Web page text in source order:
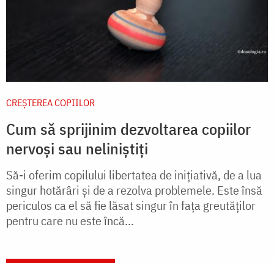
CREŞTEREA COPIILOR
Cum să sprijinim dezvoltarea copiilor
nervoși sau neliniștiți
Să-i oferim copilului libertatea de iniţiativă, de a lua
singur hotărâri şi de a rezolva problemele. Este însă
periculos ca el să fie lăsat singur în faţa greutăţilor
pentru care nu este încă...